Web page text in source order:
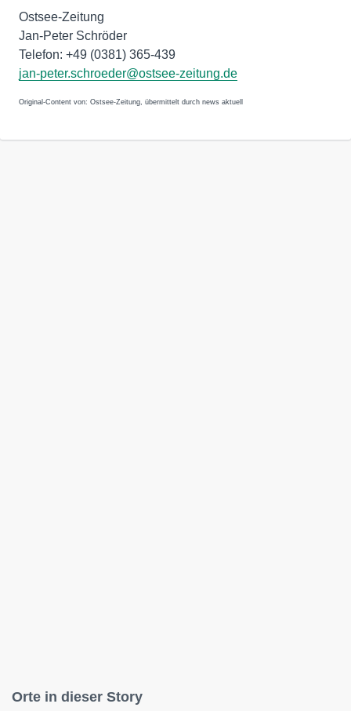
Ostsee-Zeitung
Jan-Peter Schröder
Telefon: +49 (0381) 365-439
jan-peter.schroeder@ostsee-zeitung.de
Original-Content von: Ostsee-Zeitung, übermittelt durch news aktuell
Orte in dieser Story